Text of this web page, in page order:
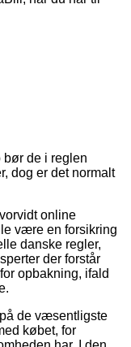
bør de i reglen
dog er det normalt
online
være en forsikring
danske regler,
der forstår
opbakning, ifald
på de væsentligste
købet, for